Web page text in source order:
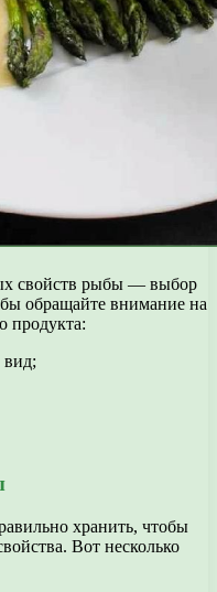
свойств рыбы — выбор
обращайте внимание на
продукта:
хранить, чтобы
Вот несколько